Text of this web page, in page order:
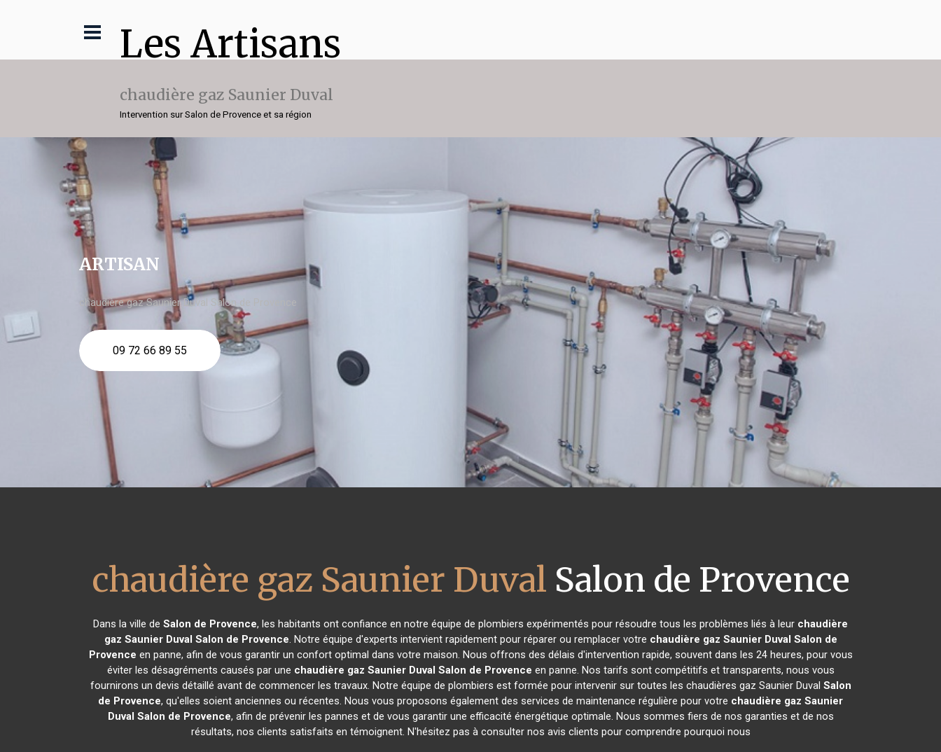
Les Artisans
chaudière gaz Saunier Duval
Intervention sur Salon de Provence et sa région
ARTISAN
chaudière gaz Saunier Duval Salon de Provence
09 72 66 89 55
chaudière gaz Saunier Duval Salon de Provence
Dans la ville de Salon de Provence, les habitants ont confiance en notre équipe de plombiers expérimentés pour résoudre tous les problèmes liés à leur chaudière
gaz Saunier Duval Salon de Provence. Notre équipe d'experts intervient rapidement pour réparer ou remplacer votre chaudière gaz Saunier Duval Salon de
Provence en panne, afin de vous garantir un confort optimal dans votre maison. Nous offrons des délais d'intervention rapide, souvent dans les 24 heures, pour vous
éviter les désagréments causés par une chaudière gaz Saunier Duval Salon de Provence en panne. Nos tarifs sont compétitifs et transparents, nous vous
fournirons un devis détaillé avant de commencer les travaux. Notre équipe de plombiers est formée pour intervenir sur toutes les chaudières gaz Saunier Duval Salon
de Provence, qu'elles soient anciennes ou récentes. Nous vous proposons également des services de maintenance régulière pour votre chaudière gaz Saunier
Duval Salon de Provence, afin de prévenir les pannes et de vous garantir une efficacité énergétique optimale. Nous sommes fiers de nos garanties et de nos
résultats, nos clients satisfaits en témoignent. N'hésitez pas à consulter nos avis clients pour comprendre pourquoi nous